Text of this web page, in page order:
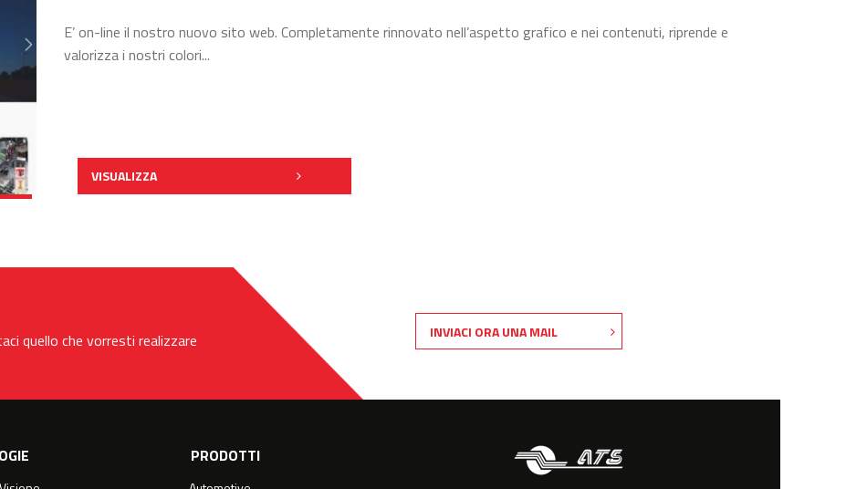
E’ on-line il nostro nuovo sito web. Completamente rinnovato nell’aspetto grafico e nei contenuti, riprende e
valorizza i nostri colori...
VISUALIZZA
quello che vorresti realizzare
INVIACI ORA UNA MAIL
PRODOTTI